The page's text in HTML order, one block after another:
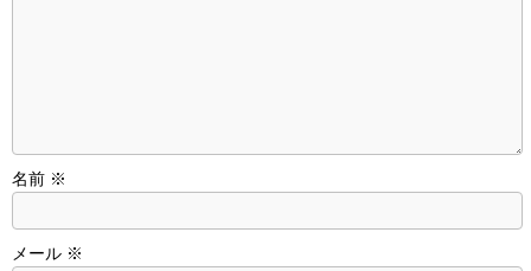
名前 ※
メール ※